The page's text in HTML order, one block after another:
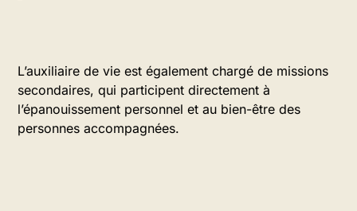
L’auxiliaire de vie est également chargé de missions
secondaires, qui participent directement à
l’épanouissement personnel et au bien-être des
personnes accompagnées.